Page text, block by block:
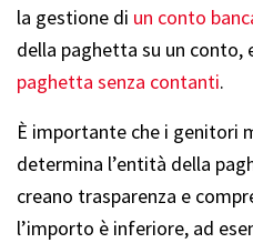
la gestione di un conto
della paghetta su un conto,
paghetta senza contanti.
È importante che i genitori
determina l’entità della
creano trasparenza e
l’importo è inferiore, ad